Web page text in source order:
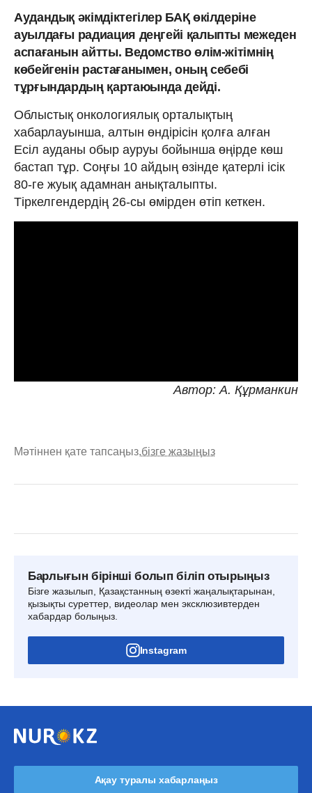
Аудандық әкімдіктегілер БАҚ өкілдеріне
ауылдағы радиация деңгейі қалыпты межеден
аспағанын айтты. Ведомство өлім-жітімнің
көбейгенін растағанымен, оның себебі
тұрғындардың қартаюында дейді.
Облыстық онкологиялық орталықтың
хабарлауынша, алтын өндірісін қолға алған
Есіл ауданы обыр ауруы бойынша өңірде көш
бастап тұр. Соңғы 10 айдың өзінде қатерлі ісік
80-ге жуық адамнан анықталыпты.
Тіркелгендердің 26-сы өмірден өтіп кеткен.
Автор: А. Құрманкин
Мәтіннен қате тапсаңыз,бізге жазыңыз
Барлығын бірінші болып біліп отырыңыз
Бізге жазылып, Қазақстанның өзекті жаңалықтарынан,
қызықты суреттер, видеолар мен эксклюзивтерден
хабардар болыңыз.
Instagram
Ақау туралы хабарлаңыз